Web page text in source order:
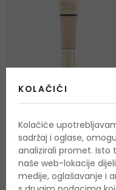
5W1 BRONZE
Estée Lauder Futurist
Hydra Rescue
Puder
35 ml
Na zalihi 2 verzije
od 42,50 €
KOLAČIĆI
Kolačiće
sadržaj i oglase,
analizirali promet. Isto
naše web-lokacije
medije, oglašavanje i